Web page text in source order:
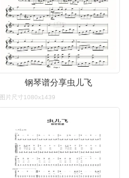
钢琴谱分享虫儿飞
图片尺寸1080x1439